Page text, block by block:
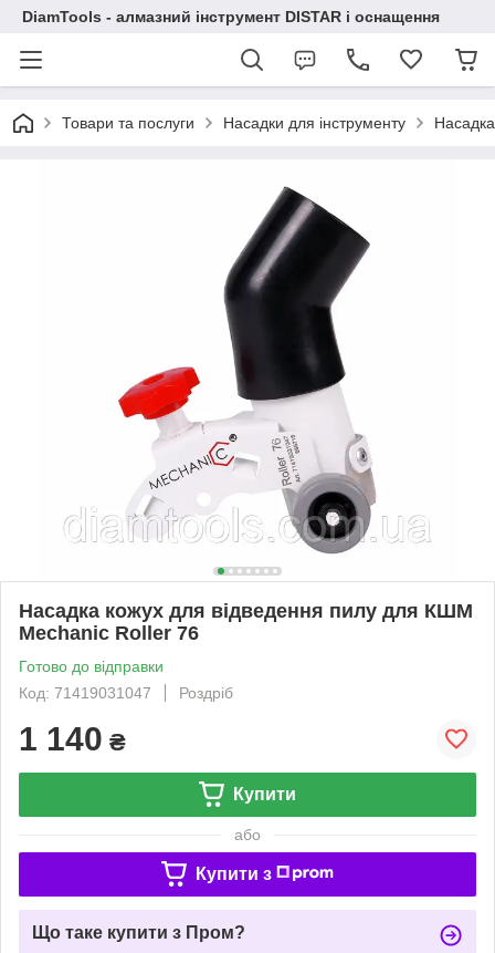
DiamTools - алмазний інструмент DISTAR і оснащення
Товари та послуги Насадки для інструменту
Насадка кожух для відведення пилу для КШМ
Mechanic Roller 76
Готово до відправки
Код: 71419031047
Роздріб
1 140 ₴
Купити
або
Купити з
Що таке купити з Пром?